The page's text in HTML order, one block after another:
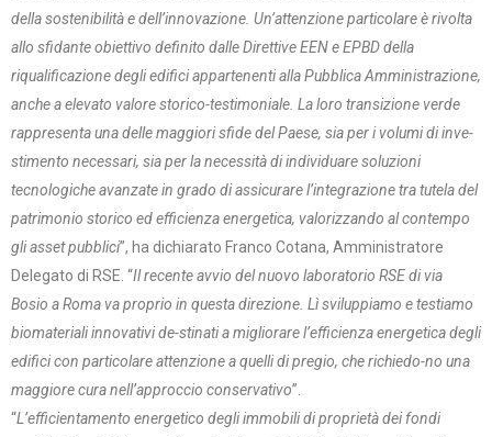
della sostenibilità e dell’innovazione. Un’attenzione particolare è rivolta
allo sfidante obiettivo definito dalle Direttive EEN e EPBD della
riqualificazione degli edifici appartenenti alla Pubblica Amministrazione,
anche a elevato valore storico-testimoniale. La loro transizione verde
rappresenta una delle maggiori sfide del Paese, sia per i volumi di inve-
stimento necessari, sia per la necessità di individuare soluzioni
tecnologiche avanzate in grado di assicurare l’integrazione tra tutela del
patrimonio storico ed efficienza energetica, valorizzando al contempo
gli asset pubblici”, ha dichiarato Franco Cotana, Amministratore
Delegato di RSE. “Il recente avvio del nuovo laboratorio RSE di via
Bosio a Roma va proprio in questa direzione. Lì sviluppiamo e testiamo
biomateriali innovativi de-stinati a migliorare l’efficienza energetica degli
edifici con particolare attenzione a quelli di pregio, che richiedo-no una
maggiore cura nell’approccio conservativo”.
“L’efficientamento energetico degli immobili di proprietà dei fondi